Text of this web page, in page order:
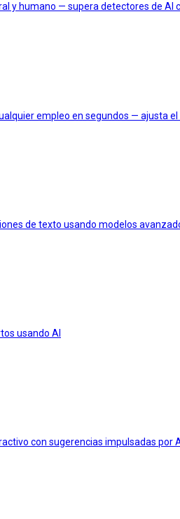
y humano — supera detectores de AI
empleo en segundos — ajusta
de texto usando modelos
usando AI
con sugerencias impulsadas por